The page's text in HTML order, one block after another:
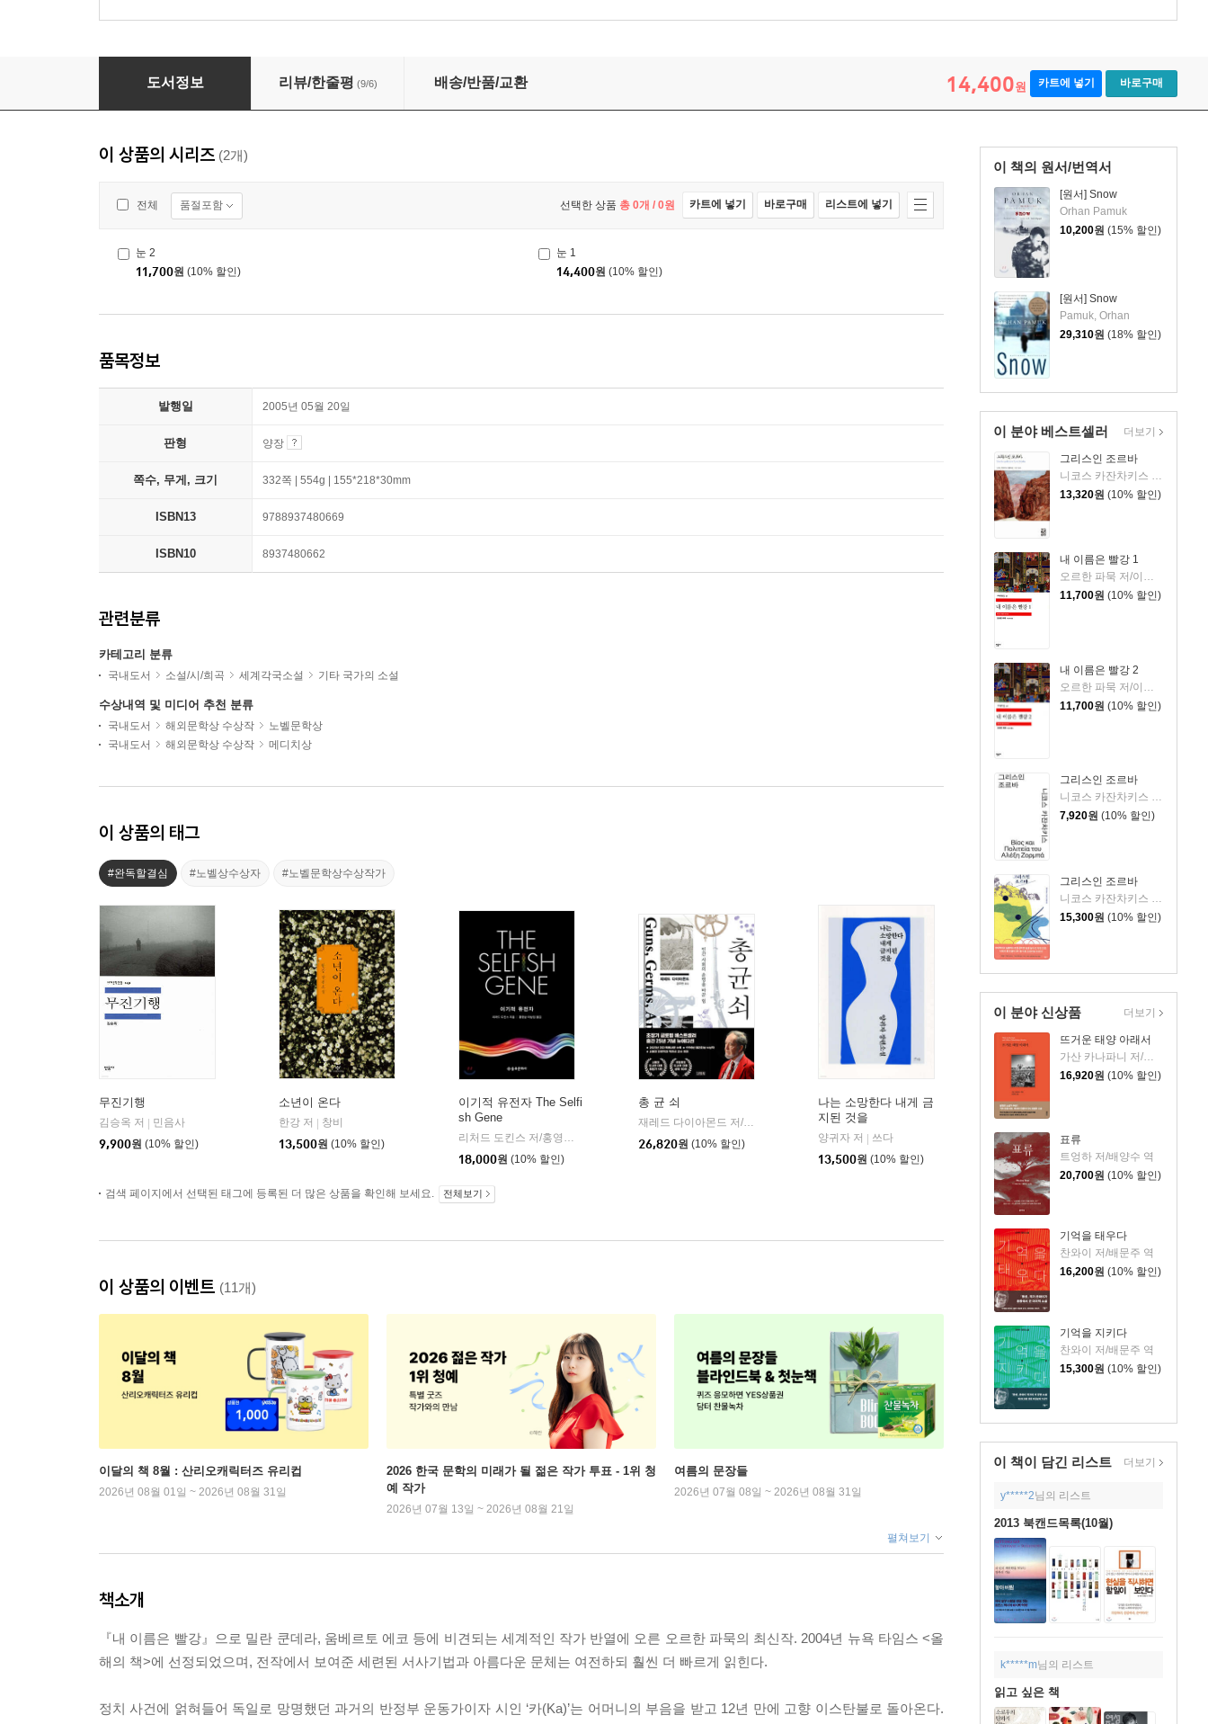
도서정보 리뷰/한줄평 (9/6) 배송/반품/교환 14,400원 카트에 넣기 바로구매
이 책의 원서/번역서
[원서] Snow
Orhan Pamuk
10,200원 (15% 할인)
[원서] Snow
Pamuk, Orhan
29,310원 (18% 할인)
이 분야 베스트셀러
그리스인 조르바
니코스 카잔차키스 저/이윤기 역
13,320원 (10% 할인)
내 이름은 빨강 1
11,700원 (10% 할인)
내 이름은 빨강 2
11,700원 (10% 할인)
그리스인 조르바
니코스 카잔차키스 저/이윤기 역
7,920원 (10% 할인)
그리스인 조르바
니코스 카잔차키스 저/김욱동 역
15,300원 (10% 할인)
더보기
이 분야 신상품
뜨거운 태양 아래서
가산 카나파니 저/윤희환 역
16,920원 (10% 할인)
표류
트엉하 저/배양수 역
20,700원 (10% 할인)
기억을 태우다
찬와이 저/배문주 역
16,200원 (10% 할인)
기억을 지키다
찬와이 저/배문주 역
15,300원 (10% 할인)
더보기
이 책이 담긴 리스트 더보기
y*****2님의 리스트
2013 북캔드목록(10월)
k*****m님의 리스트
읽고 싶은 책
이 상품의 시리즈 (2개)
전체 품절포함 선택한 상품 총 0개 / 0원 카트에 넣기 바로구매 리스트에 넣기
눈 2
11,700원 (10% 할인)
눈 1
14,400원 (10% 할인)
품목정보
발행일 2005년 05월 20일
판형 양장
쪽수, 무게, 크기 332쪽 | 554g | 155*218*30mm
ISBN13 9788937480669
ISBN10 8937480662
관련분류
카테고리 분류
국내도서 소설/시/희곡 세계각국소설 기타 국가의 소설
수상내역 및 미디어 추천 분류
국내도서 해외문학상 수상작
노벨문학상
국내도서
해외문학상 수상작 메디치상
이 상품의 태그
#완독할결심 #노벨상수상자 #노벨문학상수상작가
무진기행
김승옥 저
민음사
9,900원 (10% 할인)
소년이 온다
한강 저
창비
13,500원 (10% 할인)
이기적 유전자 The Selfi
sh Gene
리처드 도킨스 저/홍영남,이상임 공역
을유문화사
18,000원 (10% 할인)
총 균 쇠
재레드 다이아몬드 저/강주헌 역
김영사
26,820원 (10% 할인)
나는 소망한다 내게 금
지된 것을
양귀자 저
쓰다
13,500원 (10% 할인)
검색 페이지에서 선택된 태그에 등록된 더 많은 상품을 확인해 보세요. 전체보기
이 상품의 이벤트 (11개)
이달의 책 8월 : 산리오캐릭터즈 유리컵
2026년 08월 01일 ~ 2026년 08월 31일
2026 한국 문학의 미래가 될 젊은 작가 투표 - 1위 청
예 작가
2026년 07월 13일 ~ 2026년 08월 21일
여름의 문장들
2026년 07월 08일 ~ 2026년 08월 31일
펼쳐보기
책소개
『내 이름은 빨강』으로 밀란 쿤데라, 움베르토 에코 등에 비견되는 세계적인 작가 반열에 오른 오르한 파묵의 최신작. 2004년 뉴욕 타임스 <올
해의 책>에 선정되었으며, 전작에서 보여준 세련된 서사기법과 아름다운 문체는 여전하되 훨씬 더 빠르게 읽힌다.
정치 사건에 얽혀들어 독일로 망명했던 과거의 반정부 운동가이자 시인 ‘카(Ka)’는 어머니의 부음을 받고 12년 만에 고향 이스탄불로 돌아온다.